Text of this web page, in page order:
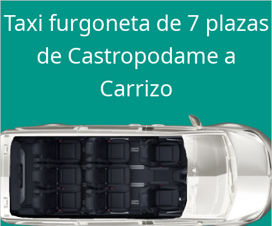
Taxi furgoneta de 7 plazas
de Castropodame a
Carrizo